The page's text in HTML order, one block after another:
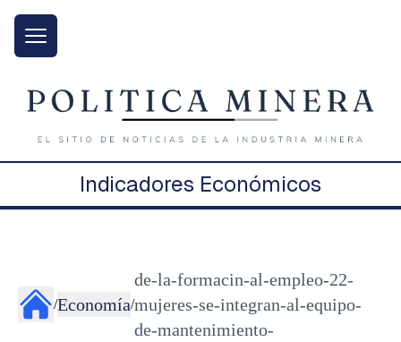
Indicadores Económicos
/Economía/
de-la-formacin-al-empleo-22-
mujeres-se-integran-al-equipo-
de-mantenimiento-